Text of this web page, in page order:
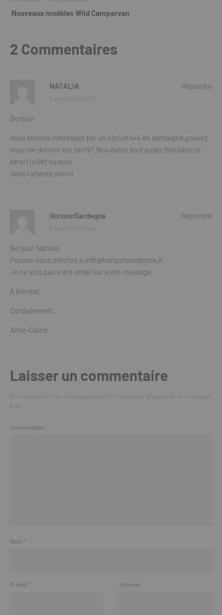
Nouveaux modèles Wild Campervan
2 Commentaires
NATALIA
5 avril 2014 à 10h17
Bonjour
nous serions interesses par un circuit 4×4 en sardaigne,pouvez
vous me donner vos tarifs?.Nos dates sont assez flexibles,ce
serait juillet ou aout
dans l attente,merci
Répondre
HorizonSardegna
8 avril 2014 à 15h42
Bonjour Natalia,
Pouvez-vous m’écrire à info@horizonsardegna.it .
Je ne vois pas votre email sur votre message.
A bientot,
Cordialement,
Anne-Claire
Répondre
Laisser un commentaire
Commentaire *
Nom *
E-mail * Site web